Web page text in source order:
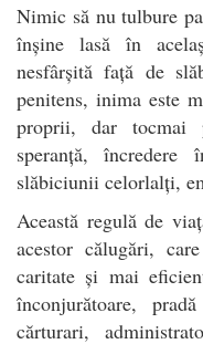
Nimic să nu tulbure
înșine lasă în
nesfârșită față de
penitens, inima este
proprii, dar tocmai
speranță, încredere
slăbiciunii celorlalți,
Această regulă de
acestor călugări,
caritate și mai
înconjurătoare,
cărturari,